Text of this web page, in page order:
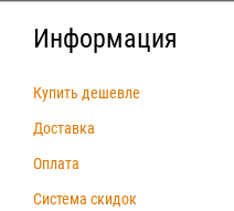
Информация
Купить дешевле
Доставка
Оплата
Система скидок